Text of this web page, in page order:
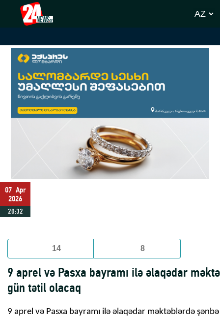
07 Apr
2026
20:32
14 8
9 aprel və Pasxa bayramı ilə əlaqədar
gün tətil olacaq
9 aprel və Pasxa bayramı ilə əlaqədar məktəblərdə